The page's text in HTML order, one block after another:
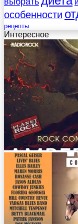
особенности
рецепты
Интересное